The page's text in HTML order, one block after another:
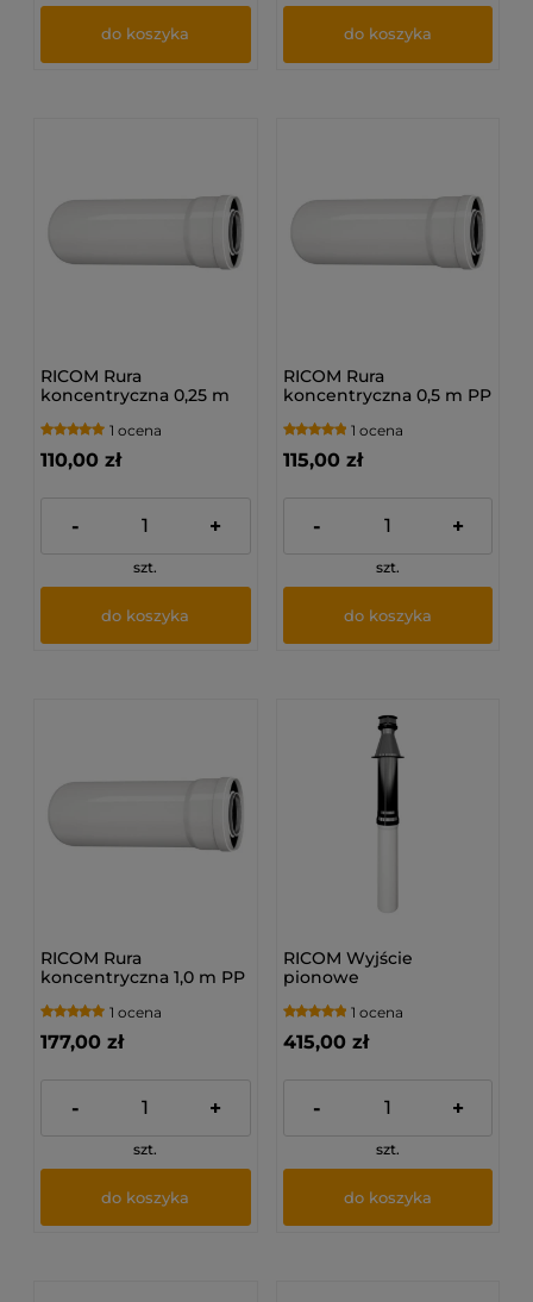
do koszyka do koszyka
RICOM Rura
koncentryczna 0,25 m
1 ocena
110,00 zł
- +
szt.
do koszyka
RICOM Rura
koncentryczna 0,5 m PP
1 ocena
115,00 zł
- +
szt.
do koszyka
RICOM Rura
koncentryczna 1,0 m PP
1 ocena
177,00 zł
- +
szt.
do koszyka
RICOM Wyjście
pionowe
PP (80/125)1 ocena
415,00 zł
- +
szt.
do koszyka